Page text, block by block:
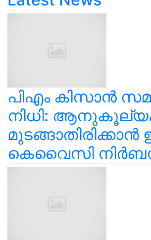
പിഎം കിസാൻ
നിധി:
മുടങ്ങാതിരിക്കാൻ
കെവൈസി